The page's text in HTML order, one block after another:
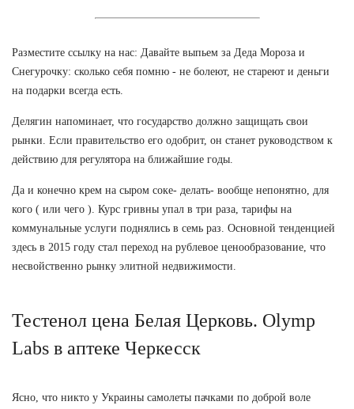
Разместите ссылку на нас: Давайте выпьем за Деда Мороза и
Снегурочку: сколько себя помню - не болеют, не стареют и деньги
на подарки всегда есть.
Делягин напоминает, что государство должно защищать свои
рынки. Если правительство его одобрит, он станет руководством к
действию для регулятора на ближайшие годы.
Да и конечно крем на сыром соке- делать- вообще непонятно, для
кого ( или чего ). Курс гривны упал в три раза, тарифы на
коммунальные услуги поднялись в семь раз. Основной тенденцией
здесь в 2015 году стал переход на рублевое ценообразование, что
несвойственно рынку элитной недвижимости.
Тестенол цена Белая Церковь. Olymp
Labs в аптеке Черкесск
Ясно, что никто у Украины самолеты пачками по доброй воле